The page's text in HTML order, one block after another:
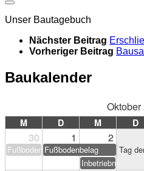
Unser Bautagebuch
Nächster Beitrag
Vorheriger Beitrag
Baukalender
Oktober
M D M D
30 1 2
FußbodenbelagFußbodenbelag Tag
Inbetriebnahme